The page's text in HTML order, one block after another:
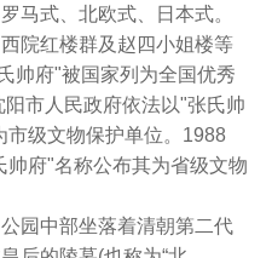
马式、北欧式、日本式。
院红楼群及赵四小姐楼等
帅府"被国家列为全国优秀
市人民政府依法以"张氏帅
市级文物保护单位。1988
府"名称公布其为省级文物
园中部坐落着清朝第二代